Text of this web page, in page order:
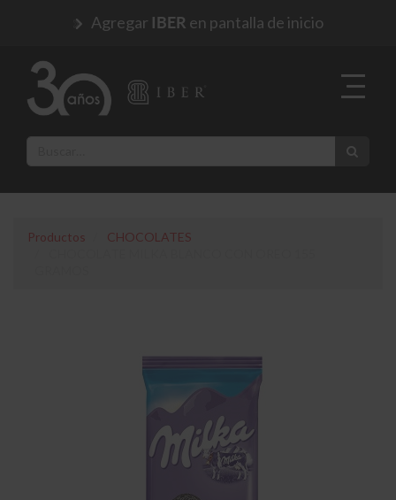
Agregar IBER en pantalla de inicio
Productos
CHOCOLATES